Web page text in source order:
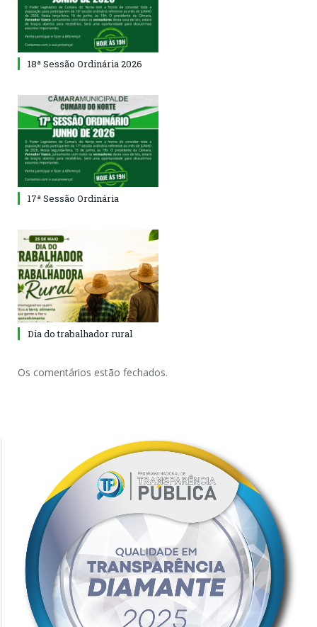
18ª Sessão Ordinária 2026
17ª Sessão Ordinária
Dia do trabalhador rural
Os comentários estão fechados.